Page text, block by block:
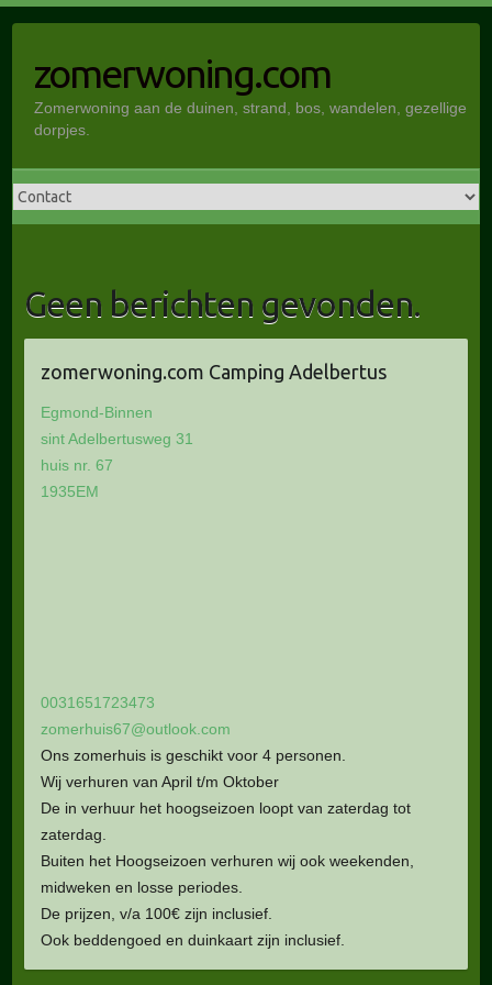
inhoudzomerwoning.com
Zomerwoning aan de duinen, strand, bos, wandelen, gezellige
dorpjes.
Geen berichten gevonden.
zomerwoning.com Camping Adelbertus
Egmond-Binnen
sint Adelbertusweg 31
huis nr. 67
1935EM
0031651723473
zomerhuis67@outlook.com
Ons zomerhuis is geschikt voor 4 personen.
Wij verhuren van April t/m Oktober
De in verhuur het hoogseizoen loopt van zaterdag tot
zaterdag.
Buiten het Hoogseizoen verhuren wij ook weekenden,
midweken en losse periodes.
De prijzen, v/a 100€ zijn inclusief.
Ook beddengoed en duinkaart zijn inclusief.